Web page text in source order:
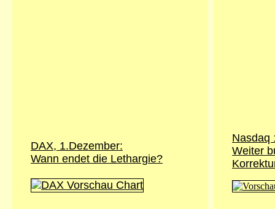
DAX, 1.Dezember:
Wann endet die Lethargie?
Nasdaq
Weiter